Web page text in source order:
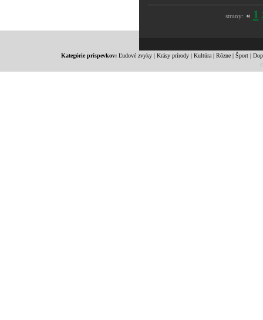
strany: « 1
Kategórie príspevkov: Ľudové zvyky| Krásy prírody| Kultúra| Rôzne| Šport|